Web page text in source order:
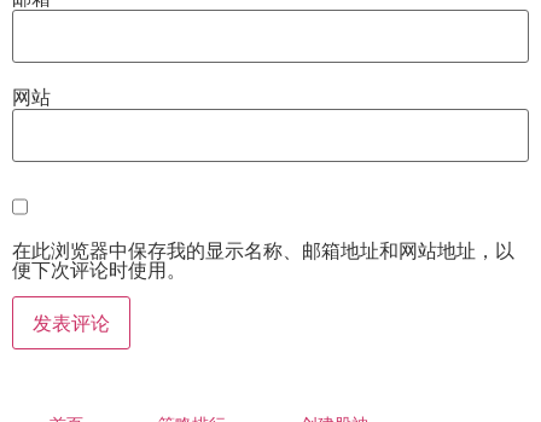
网站
在此浏览器中保存我的显示名称、邮箱地址和网站地址，以
便下次评论时使用。